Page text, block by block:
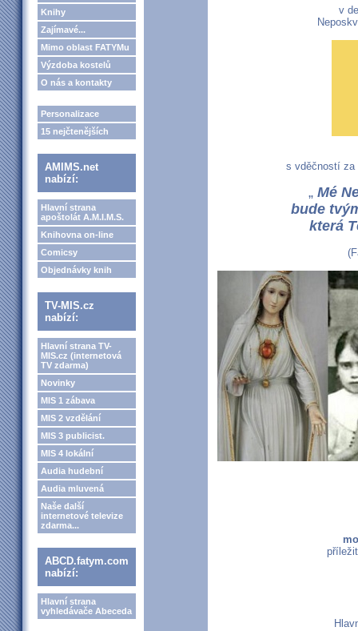
Knihy
Zajímavé...
Mimo oblast FATYMu
Výzdoba kostelů
O nás a kontakty
Personalizace
15 nejčtenějších
AMIMS.net
nabízí:
Hlavní strana
apoštolát A.M.I.M.S.
Knihovna on-line
Comicsy
Objednávky knih
TV-MIS.cz
nabízí:
Hlavní strana TV-
MIS.cz (internetová
TV zdarma)
Novinky
MIS 1 zábava
MIS 2 vzdělání
MIS 3 publicist.
MIS 4 lokální
Audia hudební
Audia mluvená
Naše další
internetové televize
zdarma...
ABCD.fatym.com
nabízí:
Hlavní strana
vyhledávače Abeceda
v
s vděčností za
„ Mé
bude
která